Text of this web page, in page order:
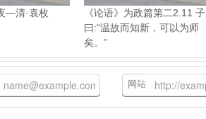
—清·袁枚
《论语》为政篇第二2.11 子
曰:“温故而知新，可以为师
矣。”
网站